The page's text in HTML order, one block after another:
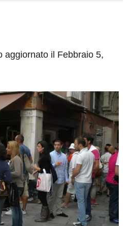
aggiornato il Febbraio 5,